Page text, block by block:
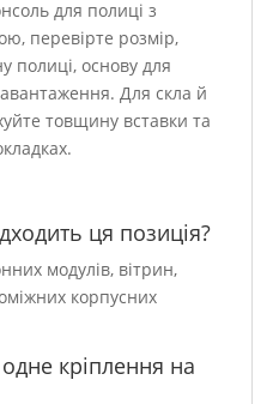
для полиці з
перевірте розмір,
полиці, основу для
Для скла й
товщину вставки та
ця позиція?
модулів, вітрин,
корпусних
кріплення на